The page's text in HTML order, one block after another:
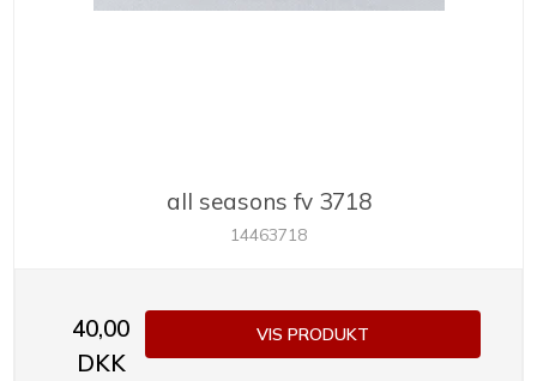
all seasons fv 3718
14463718
40,00
DKK
VIS PRODUKT